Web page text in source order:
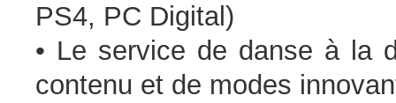
PS4, PC Digital)
• Le service de danse à la
contenu et de modes